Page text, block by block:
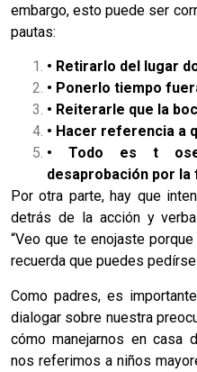
embargo, esto puede ser
pautas:
• Retirarlo del lugar
• Ponerlo tiempo
• Reiterarle que la
• Hacer referencia a
• Todo es t
desaprobación por
Por otra parte, hay que
detrás de la acción y
“Veo que te enojaste
recuerda que puedes
Como padres, es
dialogar sobre nuestra
cómo manejarnos en casa
nos referimos a niños